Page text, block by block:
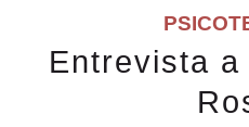
Entrevista